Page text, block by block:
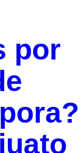
por